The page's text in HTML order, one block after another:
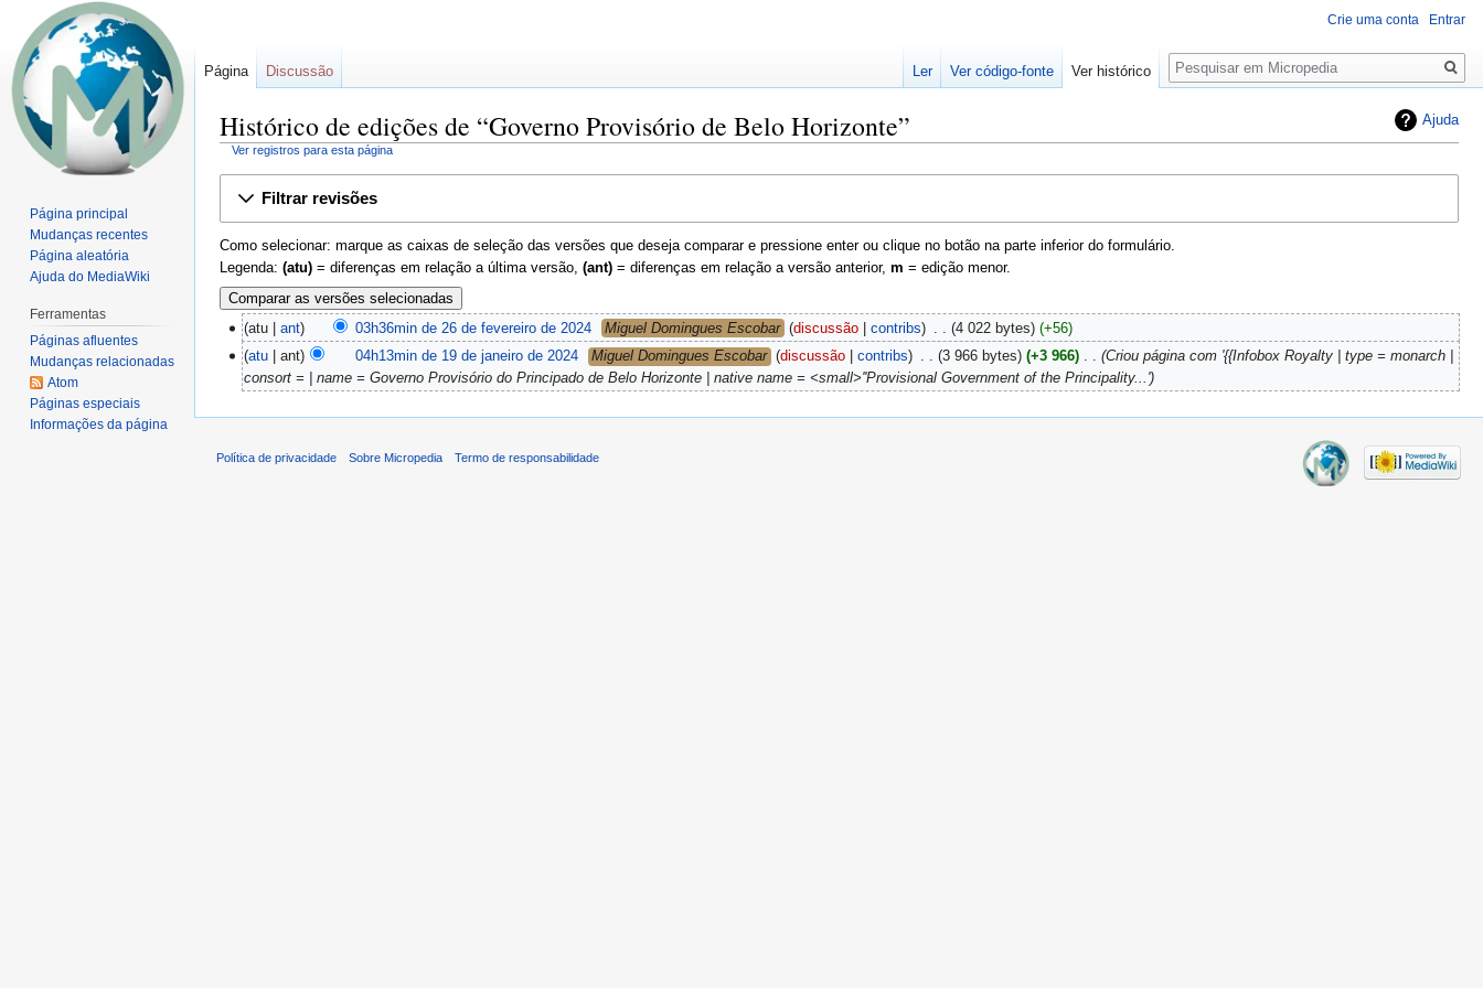
Ajuda
Histórico de edições de “Governo Provisório de Belo Horizonte”
Ver registros para esta página
para
navegação
para
pesquisar
Filtrar revisões
Como selecionar: marque as caixas de seleção das versões que deseja comparar e pressione enter ou clique no botão na parte inferior do formulário.
Legenda: (atu)= diferenças em relação a última versão, (ant)= diferenças em relação a versão anterior, m = edição menor.
atu ant 03h36min de 26 de fevereiro de 2024‎ Miguel Domingues Escobar discussão contribs 4 022 bytes
+56
atu
ant 04h13min de 19 de janeiro de 2024‎ Miguel Domingues Escobar discussão contribs 3 966 bytes +3 966 ‎
Criou página com '{{Infobox Royalty | type = monarch |
consort = | name = Governo Provisório do Principado de Belo Horizonte | native name = <small>''Provisional Government of the Principality...'
Crie uma conta Entrar
Página Discussão Ler Ver código-fonte Ver histórico
Pesquisa
Página principal
Mudanças recentes
Página aleatória
Ajuda do MediaWiki
Ferramentas
Páginas afluentes
Mudanças relacionadas
Atom
Páginas especiais
Informações da página
Política de privacidade Sobre Micropedia Termo de responsabilidade